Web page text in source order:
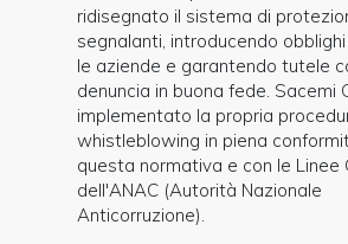
ridisegnato il sistema di
segnalanti, introducendo
le aziende e garantendo tutele
denuncia in buona fede. Sacemi
implementato la propria
whistleblowing in piena
questa normativa e con le Linee
dell'ANAC (Autorità Nazionale
Anticorruzione).